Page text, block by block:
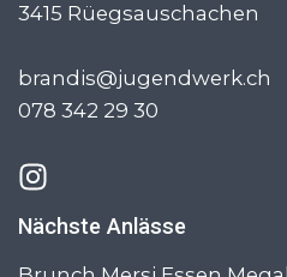
3415 Rüegsauschachen
brandis@jugendwerk.ch
078 342 29 30
Nächste Anlässe